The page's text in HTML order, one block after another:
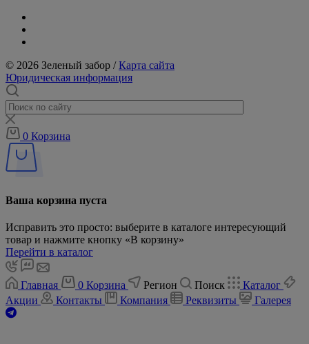
© 2026 Зеленый забор /Карта сайта
Юридическая информация
0 Корзина
Ваша корзина пуста
Исправить это просто: выберите в каталоге интересующий
товар и нажмите кнопку «В корзину»
Перейти в каталог
Главная 0 Корзина Регион Поиск
Каталог
Акции
Контакты Компания Реквизиты Галерея